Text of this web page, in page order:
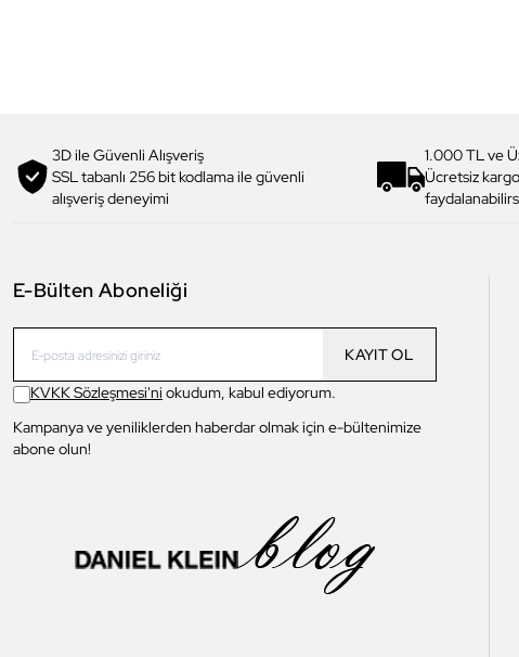
3D ile Güvenli Alışveriş
SSL tabanlı 256 bit kodlama ile güvenli
alışveriş deneyimi
1.000 TL ve
Ücretsiz
E-Bülten Aboneliği
KAYIT OL
KVKK Sözleşmesi'ni okudum, kabul ediyorum.
Kampanya ve yeniliklerden haberdar olmak için e-bültenimize
abone olun!